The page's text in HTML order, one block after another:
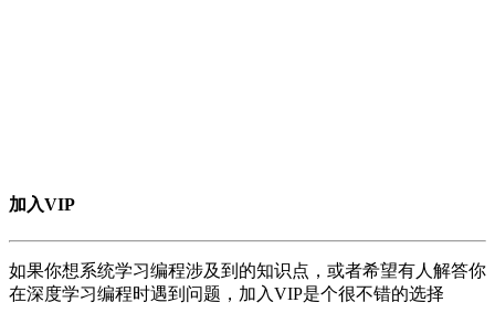
加入VIP
如果你想系统学习编程涉及到的知识点，或者希望有人解答你
在深度学习编程时遇到问题，加入VIP是个很不错的选择